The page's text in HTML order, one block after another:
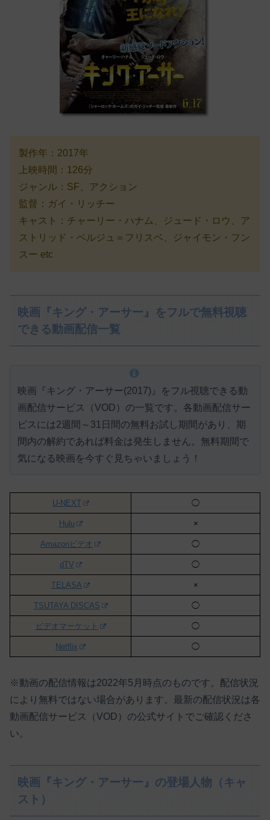
製作年：2017年
上映時間：126分
ジャンル：SF、アクション
監督：ガイ・リッチー
キャスト：チャーリー・ハナム、ジュード・ロウ、ア
ストリッド・ベルジュ＝フリスベ、ジャイモン・フン
スー etc
映画『キング・アーサー』をフルで無料視聴
できる動画配信一覧
映画『キング・アーサー(2017)』をフル視聴できる動
画配信サービス（VOD）の一覧です。各動画配信サー
ビスには2週間～31日間の無料お試し期間があり、期
間内の解約であれば料金は発生しません。 無料期間で
気になる映画を今すぐ見ちゃいましょう！
U-NEXT ◯
Hulu ×
Amazonビデオ ◯
dTV ◯
TELASA ×
TSUTAYA DISCAS ◯
ビデオマーケット ◯
Netflix ◯
※動画の配信情報は2022年5月時点のものです。配信状況
により無料ではない場合があります。最新の配信状況は各
動画配信サービス（VOD）の公式サイトでご確認くださ
い。
映画『キング・アーサー』の登場人物（キャ
スト）